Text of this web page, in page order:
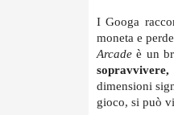
I Googa
moneta e
Arcade è un
dimensioni
gioco, si può